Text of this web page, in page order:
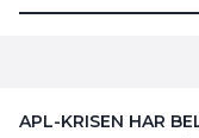
APL-KRISEN HAR